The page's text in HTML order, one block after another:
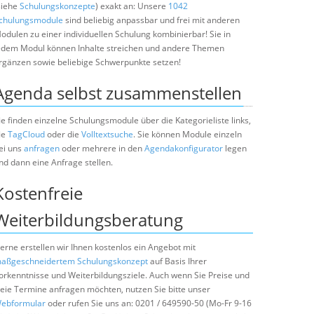
Schulungskonzepte) exakt an: Unsere 1042
sind beliebig anpassbar und frei mit anderen
zu einer individuellen Schulung kombinierbar! Sie in
Modul können Inhalte streichen und andere Themen
sowie beliebige Schwerpunkte setzen!
selbst zusammenstellen
finden einzelne Schulungsmodule über die Kategorieliste links,
TagCloudoder die Volltextsuche. Sie können Module einzeln
uns anfragenoder mehrere in denAgendakonfigurator legen
dann eine Anfrage stellen.
erstellen wir Ihnen kostenlos ein Angebot mit
Schulungskonzeptauf Basis Ihrer
und Weiterbildungsziele. Auch wenn Sie Preise und
Termine anfragen möchten, nutzen Sie bitte unser
oder rufen Sie uns an: 0201 / 649590-50 (Mo-Fr 9-16